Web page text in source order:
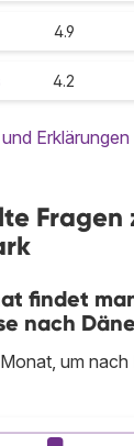
4.9
4.2
Erklärungen
Fragen
findet
nach
um nach